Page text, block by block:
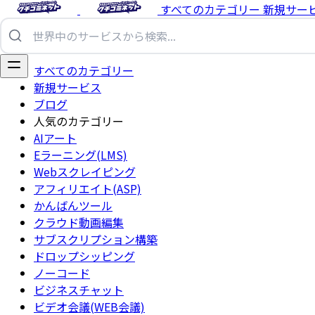
すべてのカテゴリー 新規サー
すべてのカテゴリー
新規サービス
ブログ
人気のカテゴリー
AIアート
Eラーニング(LMS)
Webスクレイピング
アフィリエイト(ASP)
かんばんツール
クラウド動画編集
サブスクリプション構築
ドロップシッピング
ノーコード
ビジネスチャット
ビデオ会議(WEB会議)